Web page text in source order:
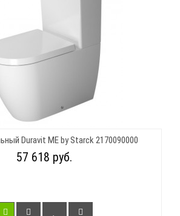
Duravit ME by Starck 2170090000
57 618 руб.